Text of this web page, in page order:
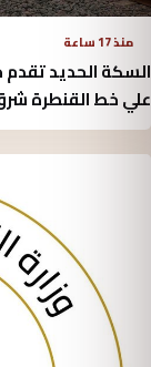
منذ 17 ساعة
السكة الحديد
علي خط القنطرة